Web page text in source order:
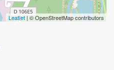
Leaflet| © OpenStreetMap contributors